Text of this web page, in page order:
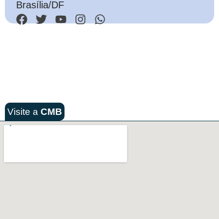
Brasília/DF
Visite a CMB